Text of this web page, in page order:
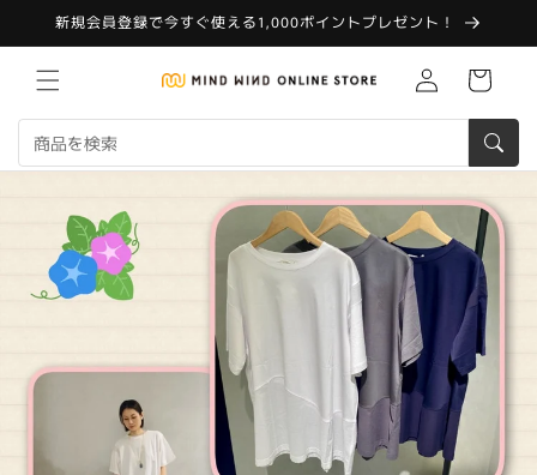
ンツに
進む
新規会員登録で今すぐ使える1,000ポイントプレゼント！
Translation
missing:
カ
ー